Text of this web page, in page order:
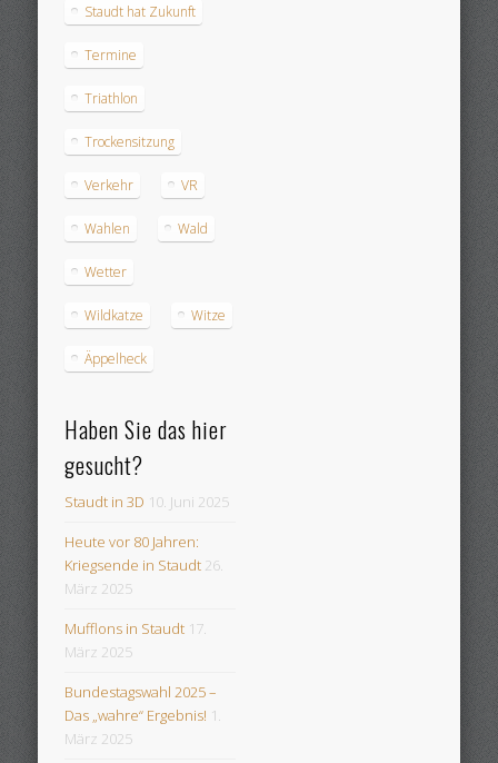
Staudt hat Zukunft
Termine
Triathlon
Trockensitzung
Verkehr VR
Wahlen Wald
Wetter
Wildkatze Witze
Äppelheck
Haben Sie das hier
gesucht?
Staudt in 3D 10. Juni 2025
Heute vor 80 Jahren:
Kriegsende in Staudt 26.
März 2025
Mufflons in Staudt 17.
März 2025
Bundestagswahl 2025 –
Das „wahre“ Ergebnis! 1.
März 2025